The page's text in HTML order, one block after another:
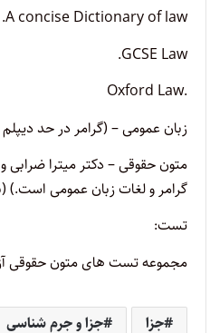
A concise Dictionary of law.
GCSE Law.
.Oxford Law
زبان عمومی – (گرامر در حد دیپلم
متون حقوقی – دکتر میترا
گرامر و لغات زبان عمومی است.)
تست:
مجموعه تست های متون حقوقی
جزا جزا و جرم شناسی